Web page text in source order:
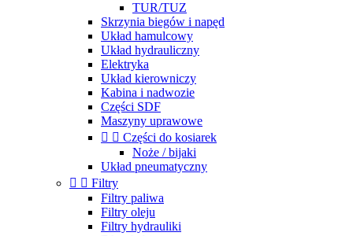
TUR/TUZ
Skrzynia biegów i napęd
Układ hamulcowy
Układ hydrauliczny
Elektryka
Układ kierowniczy
Kabina i nadwozie
Części SDF
Maszyny uprawowe
  Części do kosiarek
Noże / bijaki
Układ pneumatyczny
  Filtry
Filtry paliwa
Filtry oleju
Filtry hydrauliki